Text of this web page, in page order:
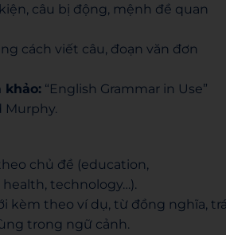
câu bị động, mệnh đề quan
cách viết câu, đoạn văn đơn
khảo: “English Grammar in Use”
Murphy.
chủ đề (education,
technology…).
kèm theo ví dụ, từ đồng nghĩa,
trong ngữ cảnh.